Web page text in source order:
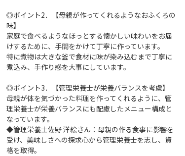
◎ポイント2．【母親が作ってくれるようなおふくろの
味】
家庭で食べるようなほっとする懐かしい味わいをお届
けするために、手間をかけて丁寧に作っています。
特に煮物は大きな釜で食材に味が染み込むまで丁寧に
煮込み、手作り感を大事にしています。
◎ポイント3．【管理栄養士が栄養バランスを考慮】
母親が体を気づかった料理を作ってくれるように、管
理栄養士が栄養バランスにも配慮したメニュー構成と
なっています。
◆管理栄養士佐野 洋絵さん：母親の作る食事に影響を
受け、美味しさへの探求心から管理栄養士を志し、資
格を取得。